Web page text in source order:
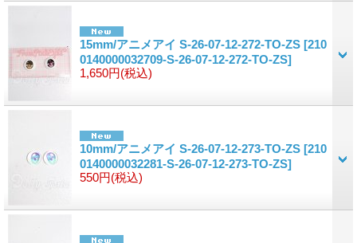
15mm/アニメアイ S-26-07-12-272-TO-ZS [210
0140000032709-S-26-07-12-272-TO-ZS]
1,650円(税込)
10mm/アニメアイ S-26-07-12-273-TO-ZS [210
0140000032281-S-26-07-12-273-TO-ZS]
550円(税込)